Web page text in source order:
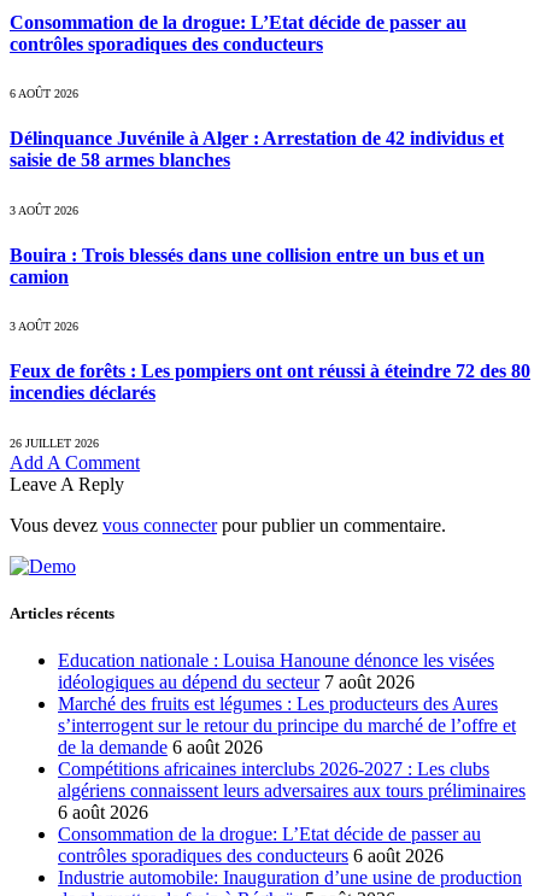
Consommation de la drogue: L’Etat décide de passer au
contrôles sporadiques des conducteurs
6 AOÛT 2026
Délinquance Juvénile à Alger : Arrestation de 42 individus et
saisie de 58 armes blanches
3 AOÛT 2026
Bouira : Trois blessés dans une collision entre un bus et un
camion
3 AOÛT 2026
Feux de forêts : Les pompiers ont ont réussi à éteindre 72 des 80
incendies déclarés
26 JUILLET 2026
Add A Comment
Leave A Reply
Vous devez vous connecterpour publier un commentaire.
Articles récents
Education nationale : Louisa Hanoune dénonce les visées
idéologiques au dépend du secteur 7 août 2026
Marché des fruits est légumes : Les producteurs des Aures
s’interrogent sur le retour du principe du marché de l’offre et
de la demande 6 août 2026
Compétitions africaines interclubs 2026-2027 : Les clubs
algériens connaissent leurs adversaires aux tours préliminaires
6 août 2026
Consommation de la drogue: L’Etat décide de passer au
contrôles sporadiques des conducteurs 6 août 2026
Industrie automobile: Inauguration d’une usine de production